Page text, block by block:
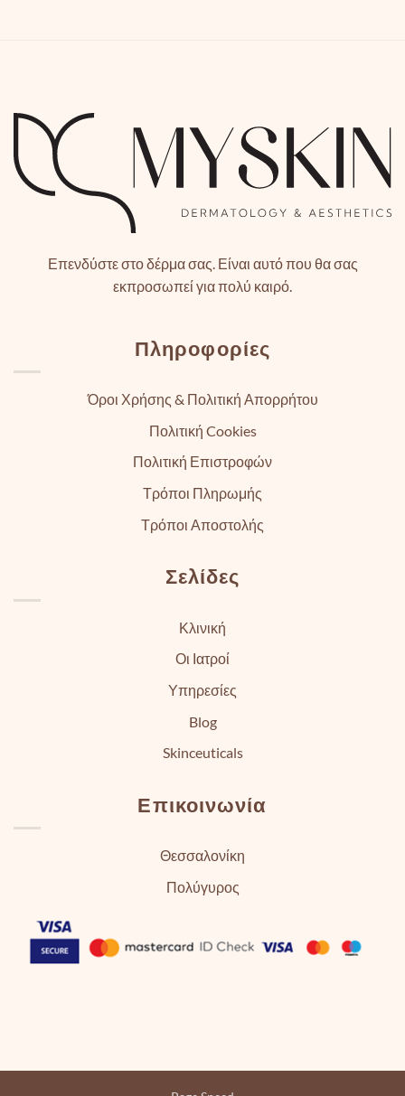
Επενδύστε στο δέρμα σας. Είναι αυτό που θα σας
εκπροσωπεί για πολύ καιρό.
Πληροφορίες
Όροι Χρήσης & Πολιτική Απορρήτου
Πολιτική Cookies
Πολιτική Επιστροφών
Τρόποι Πληρωμής
Τρόποι Αποστολής
Σελίδες
Κλινική
Οι Ιατροί
Υπηρεσίες
Blog
Skinceuticals
Επικοινωνία
Θεσσαλονίκη
Πολύγυρος